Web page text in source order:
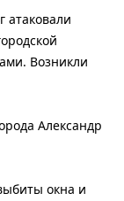
атаковали
Возникли
Александр
окна и